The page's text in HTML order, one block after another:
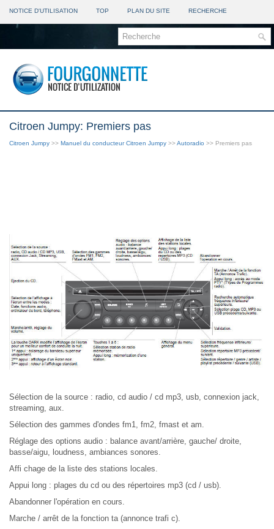
NOTICE D'UTILISATION TOP PLAN DU SITE RECHERCHE
Citroen Jumpy: Premiers pas
Citroen Jumpy >> Manuel du conducteur Citroen Jumpy >>Autoradio >> Premiers pas
Sélection de la source : radio, cd audio / cd mp3, usb, connexion jack,
streaming, aux.
Sélection des gammes d'ondes fm1, fm2, fmast et am.
Réglage des options audio : balance avant/arrière, gauche/ droite,
basse/aigu, loudness, ambiances sonores.
Affi chage de la liste des stations locales.
Appui long : plages du cd ou des répertoires mp3 (cd / usb).
Abandonner l'opération en cours.
Marche / arrêt de la fonction ta (annonce trafi c).